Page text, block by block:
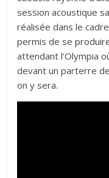
session acoustique
réalisée dans le
permis de se
attendant l’Olympia
devant un parterre
on y sera.